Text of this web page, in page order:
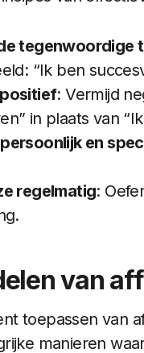
tegenwoordige
“Ik ben
: Vermijd
in plaats van
en
regelmatig:
van
toepassen van
manieren